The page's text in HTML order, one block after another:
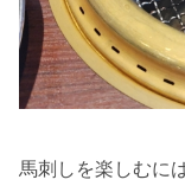
馬刺しを楽しむに